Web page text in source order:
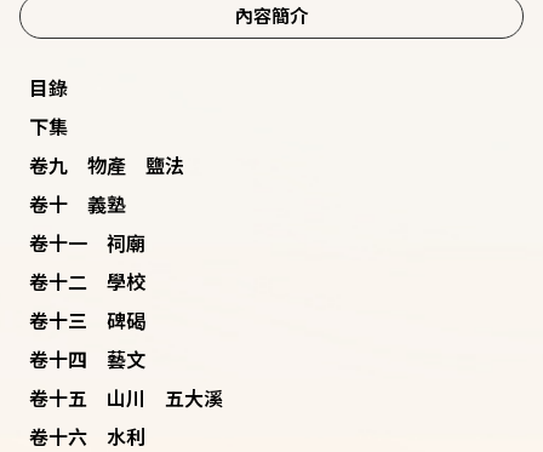
內容簡介
目錄
下集
卷九 物產 鹽法
卷十 義塾
卷十一 祠廟
卷十二 學校
卷十三 碑碣
卷十四 藝文
卷十五 山川 五大溪
卷十六 水利